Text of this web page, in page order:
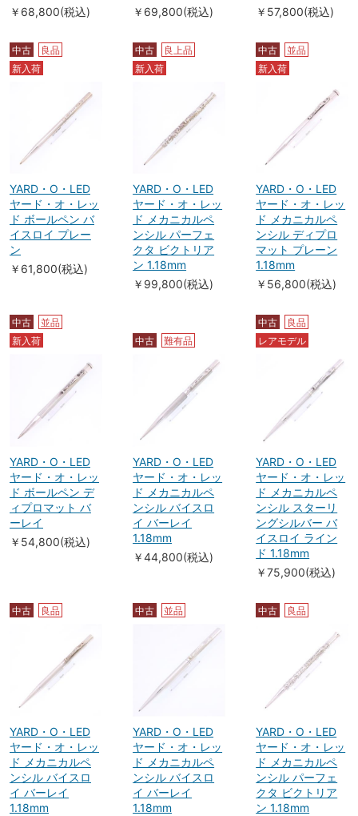
￥68,800(税込)
￥69,800(税込)
￥57,800(税込)
中古
良品
新入荷
YARD・O・LED
ヤード・オ・レッ
ド ボールペン バ
イスロイ プレー
ン
￥61,800(税込)
中古
良上品
新入荷
YARD・O・LED
ヤード・オ・レッ
ド メカニカルペ
ンシル パーフェ
クタ ビクトリア
ン 1.18mm
￥99,800(税込)
中古
並品
新入荷
YARD・O・LED
ヤード・オ・レッ
ド メカニカルペ
ンシル ディプロ
マット プレーン
1.18mm
￥56,800(税込)
中古
並品
新入荷
YARD・O・LED
ヤード・オ・レッ
ド ボールペン デ
ィプロマット バ
ーレイ
￥54,800(税込)
中古 難有品
YARD・O・LED
ヤード・オ・レッ
ド メカニカルペ
ンシル バイスロ
イ バーレイ
1.18mm
￥44,800(税込)
中古
良品
レアモデル
YARD・O・LED
ヤード・オ・レッ
ド メカニカルペ
ンシル スターリ
ングシルバー バ
イスロイ ライン
ド 1.18mm
￥75,900(税込)
中古 良品
YARD・O・LED
ヤード・オ・レッ
ド メカニカルペ
ンシル バイスロ
イ バーレイ
1.18mm
中古 並品
YARD・O・LED
ヤード・オ・レッ
ド メカニカルペ
ンシル バイスロ
イ バーレイ
1.18mm
中古 良品
YARD・O・LED
ヤード・オ・レッ
ド メカニカルペ
ンシル パーフェ
クタ ビクトリア
ン 1.18mm